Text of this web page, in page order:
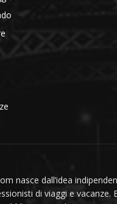
nasce dall’idea
di viaggi e vacanze.